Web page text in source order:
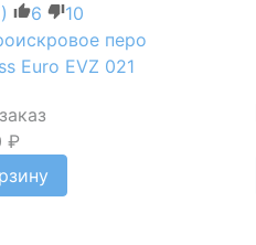
6
10
перо
Euro EVZ 021
₽